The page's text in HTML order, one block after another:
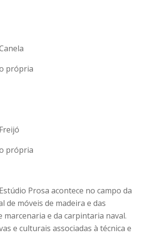
própria
própria
Prosa acontece no campo da
de móveis de madeira e das
marcenaria e da carpintaria naval.
e culturais associadas à técnica e